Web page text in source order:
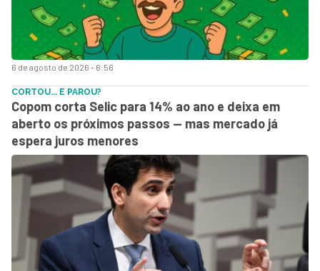
6 de agosto de 2026 - 6:56
CORTOU... E PAROU?
Copom corta Selic para 14% ao ano e deixa em
aberto os próximos passos — mas mercado já
espera juros menores